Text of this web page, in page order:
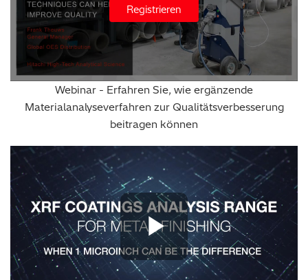
Registrieren
Webinar - Erfahren Sie, wie ergänzende
Materialanalyseverfahren zur Qualitätsverbesserung
beitragen können
Play